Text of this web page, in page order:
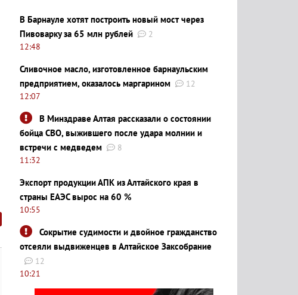
В Барнауле хотят построить новый мост через
Пивоварку за 65 млн рублей
2
12:48
Сливочное масло, изготовленное барнаульским
предприятием, оказалось маргарином
12
12:07
В Минздраве Алтая рассказали о состоянии
бойца СВО, выжившего после удара молнии и
встречи с медведем
8
11:32
Экспорт продукции АПК из Алтайского края в
страны ЕАЭС вырос на 60 %
10:55
Сокрытие судимости и двойное гражданство
отсеяли выдвиженцев в Алтайское Заксобрание
12
10:21